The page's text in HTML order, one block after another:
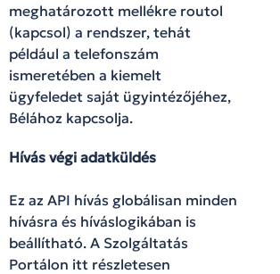
meghatározott mellékre routol
(kapcsol) a rendszer, tehát
például a telefonszám
ismeretében a kiemelt
ügyfeledet saját ügyintézőjéhez,
Bélához kapcsolja.
Hívás végi adatküldés
Ez az API hívás globálisan minden
hívásra és híváslogikában is
beállítható. A Szolgáltatás
Portálon itt részletesen